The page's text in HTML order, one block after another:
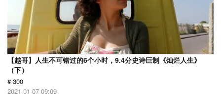
【越哥】人生不可错过的6个小时，9.4分史诗巨制《灿烂人生》
（下）
# 300
2021-01-07 09:09